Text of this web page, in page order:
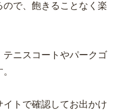
で、飽きることなく楽
ニスコートやパークゴ
トで確認してお出かけ